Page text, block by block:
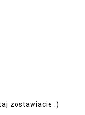
zostawiacie :)